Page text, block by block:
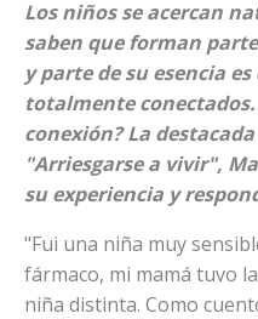
Los niños se acercan
saben que forman
y parte de su esencia
totalmente
conexión? La
"Arriesgarse a vivir",
su experiencia y
"Fui una niña muy
fármaco, mi mamá tuvo
niña distinta. Como